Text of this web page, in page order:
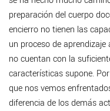
preparación del cuerpo
encierro no tienen las
un proceso de
no cuentan con la
características supone.
que nos vemos
diferencia de los demás